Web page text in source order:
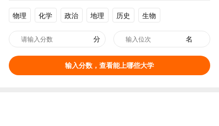
物理 化学 政治 地理 历史 生物
分 名
输入分数，查看能上哪些大学